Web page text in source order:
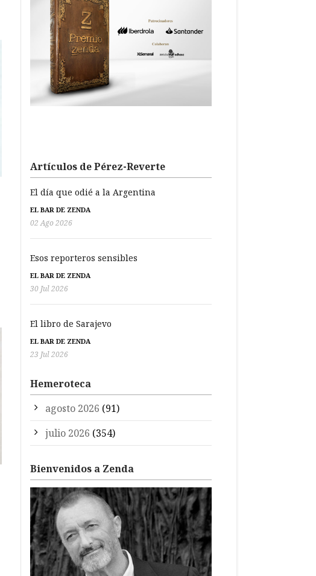
Artículos de Pérez-Reverte
El día que odié a la Argentina
EL BAR DE ZENDA
02 Ago 2026
Esos reporteros sensibles
EL BAR DE ZENDA
30 Jul 2026
El libro de Sarajevo
EL BAR DE ZENDA
23 Jul 2026
Hemeroteca
agosto 2026 (91)
julio 2026 (354)
Bienvenidos a Zenda